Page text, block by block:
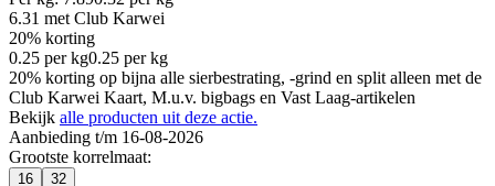
6.31 met Club Karwei
20% korting
0.25 per kg0.25 per kg
20% korting op bijna alle sierbestrating, -grind en split alleen met de
Club Karwei Kaart, M.u.v. bigbags en Vast Laag-artikelen
Bekijk alle producten uit deze actie.
Aanbieding t/m 16-08-2026
Grootste korrelmaat:
16 32